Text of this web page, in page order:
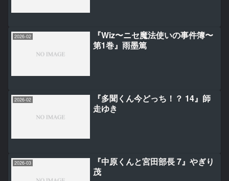
2026-02
『Wiz〜ニセ魔法使いの事件簿〜
第1巻』雨墨篤
2026-02
『多聞くん今どっち！？ 14』師
走ゆき
2026-03
『中原くんと宮田部長 7』やぎり
茂